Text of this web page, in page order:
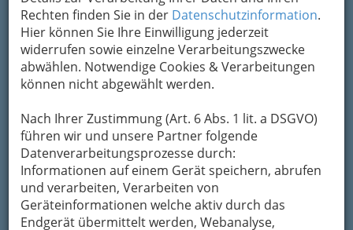
Rechten finden Sie in der Datenschutzinformation.
Hier können Sie Ihre Einwilligung jederzeit
widerrufen sowie einzelne Verarbeitungszwecke
abwählen. Notwendige Cookies & Verarbeitungen
können nicht abgewählt werden.
Nach Ihrer Zustimmung (Art. 6 Abs. 1 lit. a DSGVO)
führen wir und unsere Partner folgende
Datenverarbeitungsprozesse durch:
Informationen auf einem Gerät speichern, abrufen
und verarbeiten, Verarbeiten von
Geräteinformationen welche aktiv durch das
Endgerät übermittelt werden, Webanalyse,
Gerade Haltung, Schultern nach
unten gezogen, Kopf